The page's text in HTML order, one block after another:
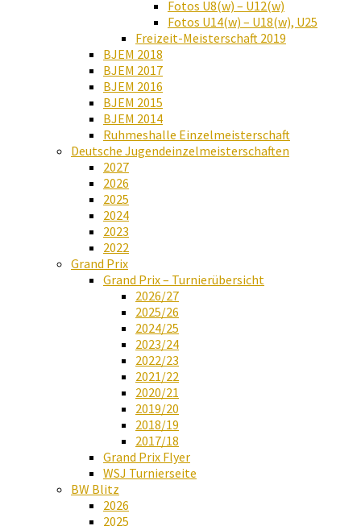
Fotos U8(w) – U12(w)
Fotos U14(w) – U18(w), U25
Freizeit-Meisterschaft 2019
BJEM 2018
BJEM 2017
BJEM 2016
BJEM 2015
BJEM 2014
Ruhmeshalle Einzelmeisterschaft
Deutsche Jugendeinzelmeisterschaften
2027
2026
2025
2024
2023
2022
Grand Prix
Grand Prix – Turnierübersicht
2026/27
2025/26
2024/25
2023/24
2022/23
2021/22
2020/21
2019/20
2018/19
2017/18
Grand Prix Flyer
WSJ Turnierseite
BW Blitz
2026
2025